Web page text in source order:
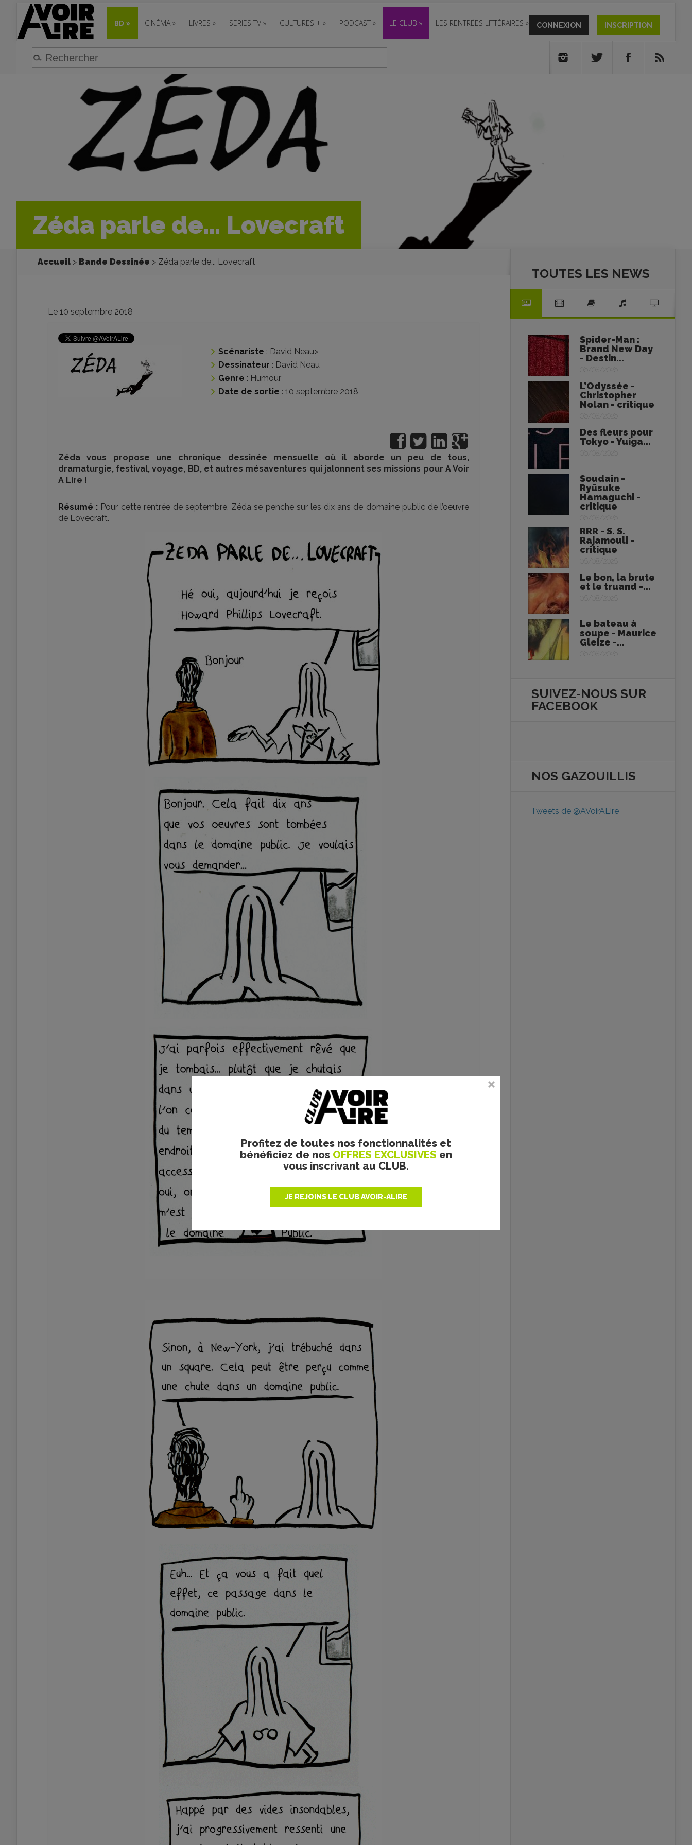
BD » CINÉMA » LIVRES » SERIES TV » CULTURES + » PODCAST » LE CLUB » LES RENTRÉES LITTÉRAIRES » CONNEXION INSCRIPTION
Profitez de toutes nos fonctionnalités et
bénéficiez de nos OFFRES EXCLUSIVES en
vous inscrivant au CLUB.
JE REJOINS LE CLUB AVOIR-ALIRE
Zéda parle de... Lovecraft
Accueil Bande Dessinée Zéda parle de... Lovecraft
Le 10 septembre 2018
Scénariste : David Neau>
Dessinateur : David Neau
Genre : Humour
Date de sortie : 10 septembre 2018
Zéda vous propose une chronique dessinée mensuelle où il aborde un peu de tous,
dramaturgie, festival, voyage, BD, et autres mésaventures qui jalonnent ses missions pour A Voir
A Lire !
Résumé : Pour cette rentrée de septembre, Zéda se penche sur les dix ans de domaine public de l’oeuvre
de Lovecraft.
TOUTES LES NEWS
Spider-Man :
Brand New Day
- Destin...
06/08/2026
L’Odyssée -
Christopher
Nolan - critique
06/08/2026
Des fleurs pour
Tokyo - Yuiga...
06/08/2026
Soudain -
Ryūsuke
Hamaguchi -
critique
06/08/2026
RRR - S. S.
Rajamouli -
critique
06/08/2026
Le bon, la brute
et le truand -...
06/08/2026
Le bateau à
soupe - Maurice
Gleize -...
06/08/2026
SUIVEZ-NOUS SUR
FACEBOOK
NOS GAZOUILLIS
Tweets de @AVoirALire